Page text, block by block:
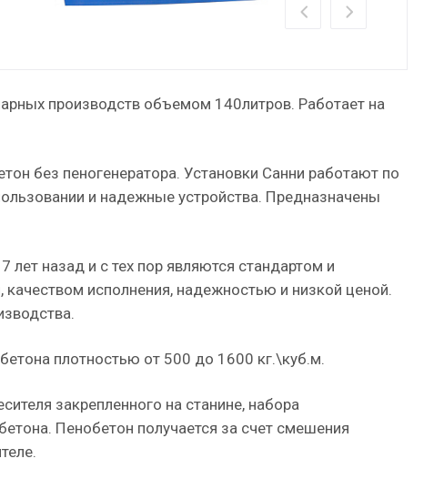
производств объемом 140литров. Работает на
без пеногенератора. Установки Санни работают по
и надежные устройства. Предназначены
назад и с тех пор являются стандартом и
исполнения, надежностью и низкой ценой.
плотностью от 500 до 1600 кг.\куб.м.
закрепленного на станине, набора
Пенобетон получается за счет смешения